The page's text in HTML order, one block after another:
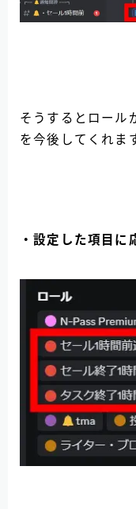
そうするとロール
を今後してくれま
・設定した項目に